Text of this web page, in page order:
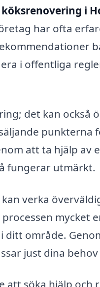
köksrenovering i
har ofta
i offentliga
det kan också
punkterna
att ta hjälp av
fungerar utmärkt.
kan verka
mycket
område.
just dina behov
att söka hjälp och